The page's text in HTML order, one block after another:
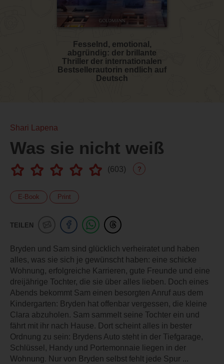
Fesselnd, emotional,
abgründig: der brillante
Thriller der internationalen
Bestsellerautorin endlich auf
Deutsch
Shari Lapena
Was sie nicht weiß
(603) ?
E-Book Print
TEILEN
Bryden und Sam sind glücklich verheiratet und haben
alles, was sie sich je gewünscht haben: eine schicke
Wohnung, erfolgreiche Karrieren, gute Freunde und eine
dreijährige Tochter, die sie über alles lieben. Doch eines
Abends bekommt Sam einen besorgten Anruf aus dem
Kindergarten: Bryden hat offenbar vergessen, die kleine
Clara abzuholen. Sam sammelt seine Tochter ein und
fährt mit ihr nach Hause. Dort scheint alles in bester
Ordnung zu sein: Brydens Auto steht in der Tiefgarage,
Schlüssel, Handy und Portemonnaie liegen in der
Wohnung. Nur von Bryden selbst fehlt jede Spur ...